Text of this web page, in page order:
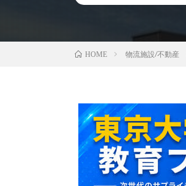
HOME 物流施設/不動産